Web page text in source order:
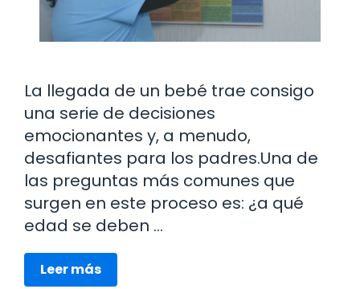
La llegada de un bebé trae consigo
una serie de decisiones
emocionantes y, a menudo,
desafiantes para los padres.Una de
las preguntas más comunes que
surgen en este proceso es: ¿a qué
edad se deben …
Leer más